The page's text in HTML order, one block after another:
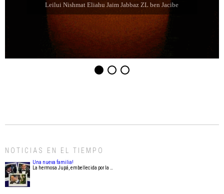
Leilui Nishmat Eliahu Jaim Jabbaz ZL ben Jacibe
Leilui Nishmat Sara bat Farida Chabube ZL
NOTICIAS EN EL TIEMPO
Una nueva familia!
La hermosa Jupá, embellecida por la …